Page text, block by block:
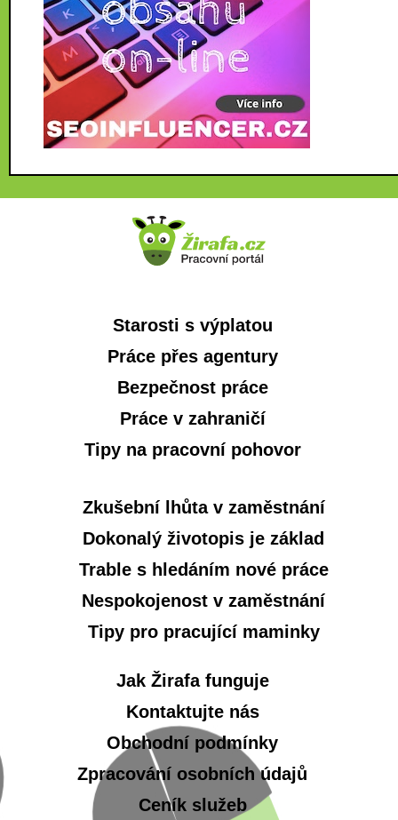
Starosti s výplatou
Práce přes agentury
Bezpečnost práce
Práce v zahraničí
Tipy na pracovní pohovor
Zkušební lhůta v zaměstnání
Dokonalý životopis je základ
Trable s hledáním nové práce
Nespokojenost v zaměstnání
Tipy pro pracující maminky
Jak Žirafa funguje
Kontaktujte nás
Obchodní podmínky
Zpracování osobních údajů
Ceník služeb